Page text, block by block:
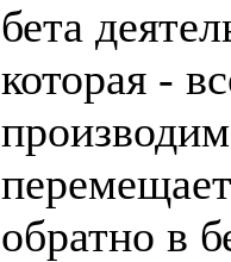
бета
которая -
обратно в